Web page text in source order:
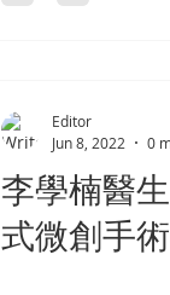
李學楠醫
式微創手
Editor
Jun 8, 2022
0